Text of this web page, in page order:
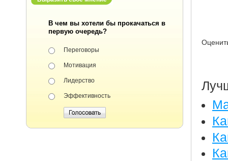
В чем вы хотели бы прокачаться в
первую очередь?
Переговоры
Мотивация
Лидерство
Эффективность